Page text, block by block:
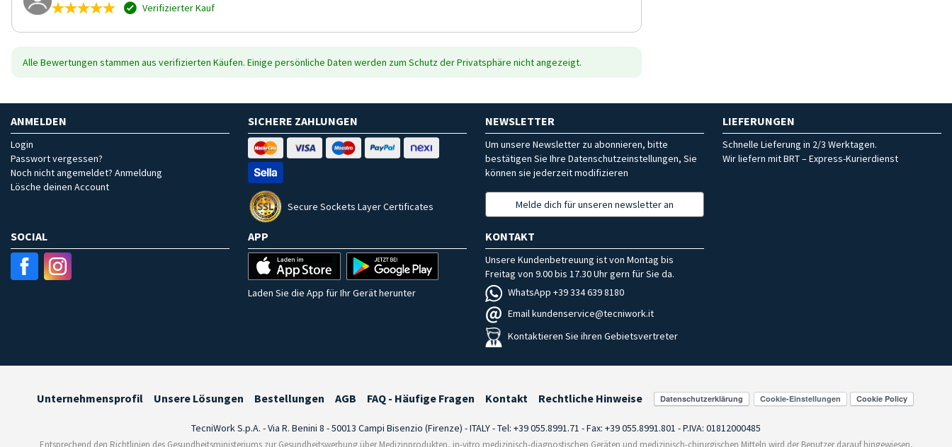
Verifizierter Kauf
Alle Bewertungen stammen aus verifizierten Käufen. Einige persönliche Daten werden zum Schutz der Privatsphäre nicht angezeigt.
ANMELDEN
Login
Passwort vergessen?
Noch nicht angemeldet? Anmeldung
Lösche deinen Account
SICHERE ZAHLUNGEN
Secure Sockets Layer Certificates
NEWSLETTER
Um unsere Newsletter zu abonnieren, bitte
bestätigen Sie Ihre Datenschutzeinstellungen, Sie
können sie jederzeit modifizieren
Melde dich für unseren newsletter an
LIEFERUNGEN
Schnelle Lieferung in 2/3 Werktagen.
Wir liefern mit BRT – Express-Kurierdienst
SOCIAL APP
Laden Sie die App für Ihr Gerät herunter
KONTAKT
Unsere Kundenbetreuung ist von Montag bis
Freitag von 9.00 bis 17.30 Uhr gern für Sie da.
WhatsApp +39 334 639 8180
Email kundenservice@tecniwork.it
Kontaktieren Sie ihren Gebietsvertreter
Unternehmensprofil Unsere Lösungen Bestellungen AGB FAQ - Häufige Fragen Kontakt Rechtliche Hinweise Cookie-Einstellungen
TecniWork S.p.A. - Via R. Benini 8 - 50013 Campi Bisenzio (Firenze) - ITALY - Tel: +39 055.8991.71 - Fax: +39 055.8991.801 - P.IVA: 01812000485
Entsprechend den Richtlinien des Gesundheitsministeriums zur Gesundheitswerbung über Medizinprodukten, in-vitro medizinisch-diagnostischen Geräten und medizinisch-chirurgischen Mitteln wird der Benutzer darauf hingewiesen,